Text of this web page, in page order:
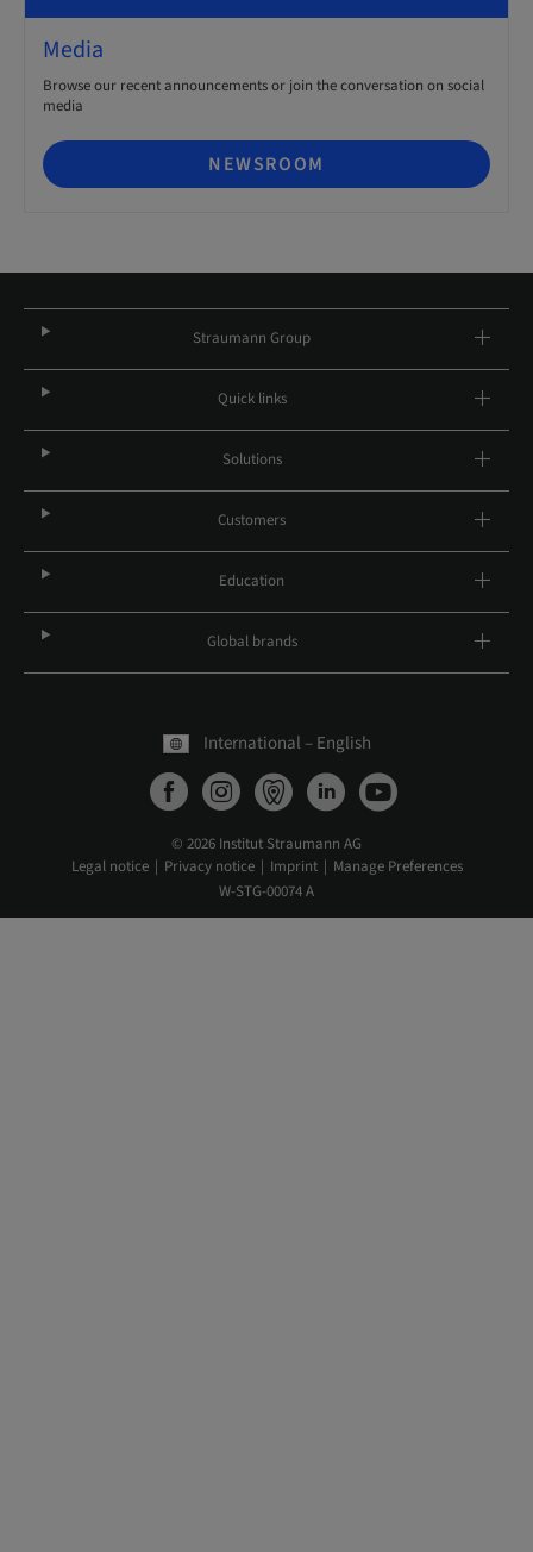
Media
Browse our recent announcements or join the conversation on social
media
NEWSROOM
Straumann Group
Quick links
Solutions
Customers
Education
Global brands
International – English
© 2026 Institut Straumann AG
Legal notice
Privacy notice Imprint
Manage Preferences
W-STG-00074 A